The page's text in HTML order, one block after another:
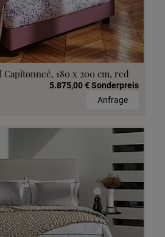
180 x 200 cm, red
5.875,00 € Sonderpreis
Anfrage